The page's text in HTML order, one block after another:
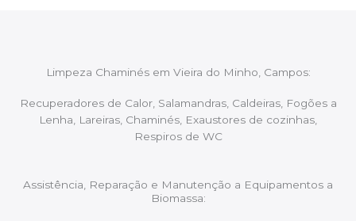
Limpeza Chaminés em Vieira do Minho, Campos:
Recuperadores de Calor, Salamandras, Caldeiras, Fogões a
Lenha, Lareiras, Chaminés, Exaustores de cozinhas,
Respiros de WC
Assistência, Reparação e Manutenção a Equipamentos a
Biomassa: